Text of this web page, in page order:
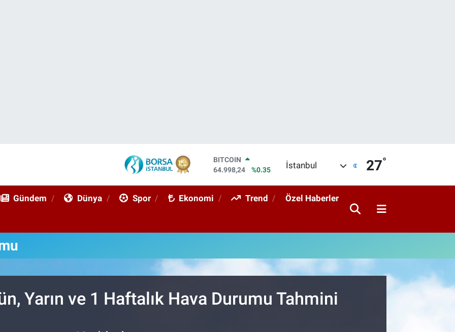
BITCOIN
64.998,24
%0.35
EURO
BİST100
İstanbul 27°
Gündem Dünya Spor Ekonomi Trend Özel Haberler
Yarın ve 1 Haftalık Hava Durumu Tahmini